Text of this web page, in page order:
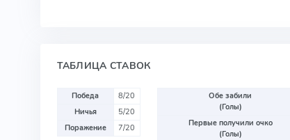
ТАБЛИЦА СТАВОК
Победа
8/20
Ничья
5/20
Поражение
7/20
Обе забили
(Голы)
Первые получили очко
(Голы)